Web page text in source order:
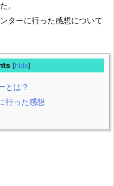
。
ターに行った感想について
[hide]
とは？
行った感想